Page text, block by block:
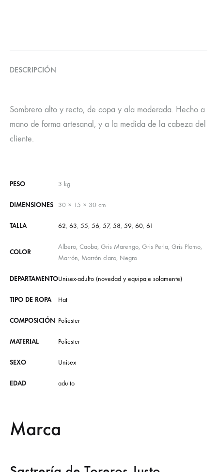
DESCRIPCIÓN
Sombrero alto y recto, de copa y ala moderada. Hecho a
mano de forma artesanal, y a la medida de la cabeza del
cliente.
PESO 3 kg
DIMENSIONES 30 × 15 × 30 cm
TALLA 62, 63, 55, 56, 57, 58, 59, 60, 61
COLOR
Albero, Caoba, Gris Marengo, Gris Perla, Gris Plomo,
Marrón, Marrón claro, Negro
DEPARTAMENTOUnisex-adulto (novedad y equipaje solamente)
TIPO DE ROPA Hat
COMPOSICIÓN Poliester
MATERIAL Poliester
SEXO Unisex
EDAD adulto
Marca